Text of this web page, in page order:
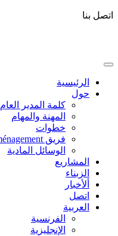
اتصل بنا
الرئيسية
حول
كلمة المدير العام
المهنة والمهام
خطوات
فريق CREA Aménagement
الوسائل المادية
المشاريع
الزبناء
ألأخبار
اتصل
العربية
الفرنسية
الإنجليزية